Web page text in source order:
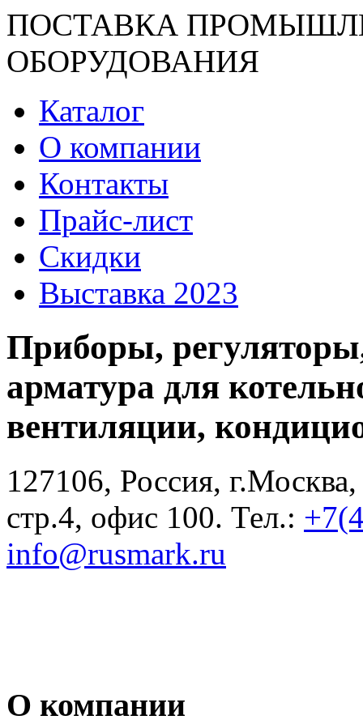
ПОСТАВКА
ОБОРУДОВАНИЯ
Каталог
О компании
Контакты
Прайс-лист
Скидки
Выставка 2023
Приборы,
арматура для
вентиляции,
127106, Россия,
стр.4, офис 100. Тел.:
info@rusmark.ru
О компании